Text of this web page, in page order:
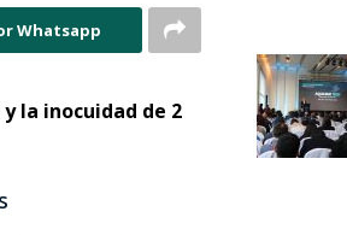
Whatsapp
la inocuidad de 2